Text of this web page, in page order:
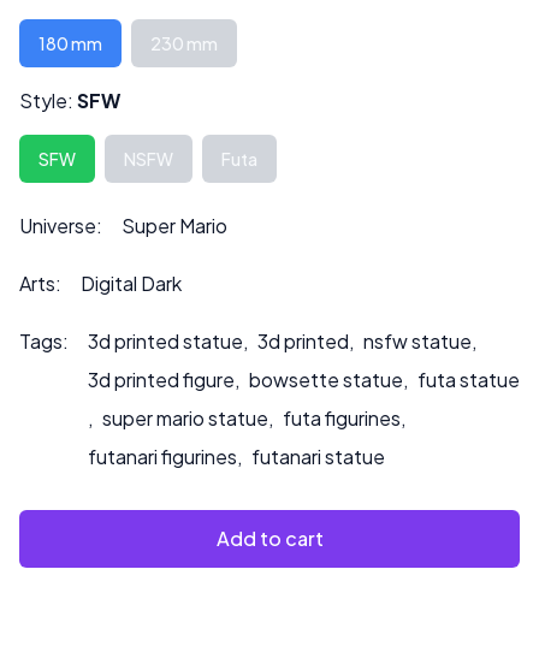
wymagać montażu.
Wysokość może być dostosowana na życzenie, co
Skontaktuj się z nami pod adresem ***
info@sultry3dprints.com*** w sprawie indywidualnych
zamówień lub jeśli chcesz, abyśmy pomalowali produkt.
180 mm 230 mm
Style: SFW
SFW NSFW Futa
Universe: Super Mario
Arts: Digital Dark
Tags: 3d printed statue, 3d printed, nsfw statue,
3d printed figure, bowsette statue, futa statue
, super mario statue, futa figurines,
futanari figurines, futanari statue
Add to cart